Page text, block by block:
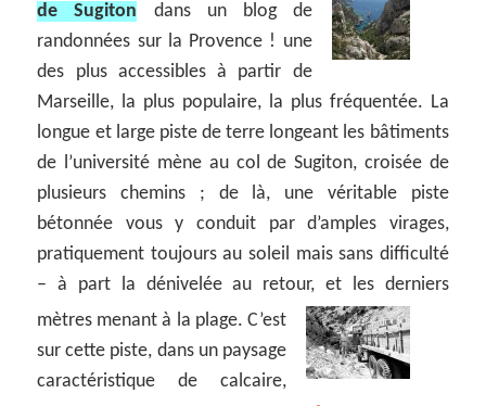
de Sugiton dans un blog de
randonnées sur la Provence ! une
des plus accessibles à partir de
Marseille, la plus populaire, la plus fréquentée. La
longue et large piste de terre longeant les bâtiments
de l’université mène au col de Sugiton, croisée de
plusieurs chemins ; de là, une véritable piste
bétonnée vous y conduit par d’amples virages,
pratiquement toujours au soleil mais sans difficulté
– à part la dénivelée au retour, et les derniers
mètres menant à la plage. C’est
sur cette piste, dans un paysage
caractéristique de calcaire,